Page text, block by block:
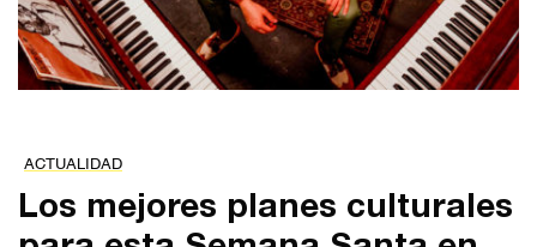
ACTUALIDAD
Los mejores planes culturales